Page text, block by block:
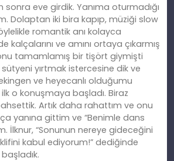
sonra eve girdik. Yanıma oturmadığı
Dolaptan iki bira kapıp, müziği slow
romantik anı kolayca
kalçalarını ve amını ortaya çıkarmış
tamamlamış bir tişört giymişti
yırtmak istercesine dik ve
ve heyecanlı olduğumu
o konuşmaya başladı. Biraz
Artık daha rahattım ve onu
yanına gittim ve “Benimle dans
İlknur, “Sonunun nereye gideceğini
kabul ediyorum!” dediğinde